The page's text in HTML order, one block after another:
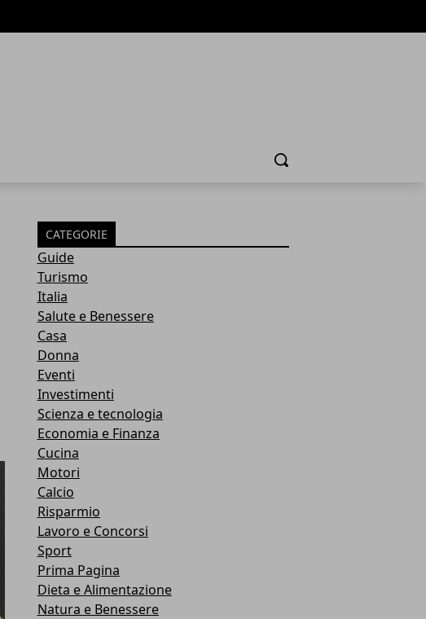
Cerca
CATEGORIE
Guide
Turismo
Italia
Salute e Benessere
Casa
Donna
Eventi
Investimenti
Scienza e tecnologia
Economia e Finanza
Cucina
Motori
Calcio
Risparmio
Lavoro e Concorsi
Sport
Prima Pagina
Dieta e Alimentazione
Natura e Benessere